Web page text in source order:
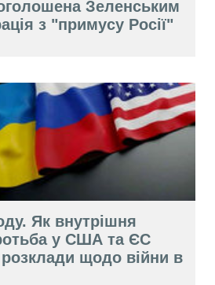
Зеленським
з "примусу Росії"
Як внутрішня
у США та ЄС
щодо війни в